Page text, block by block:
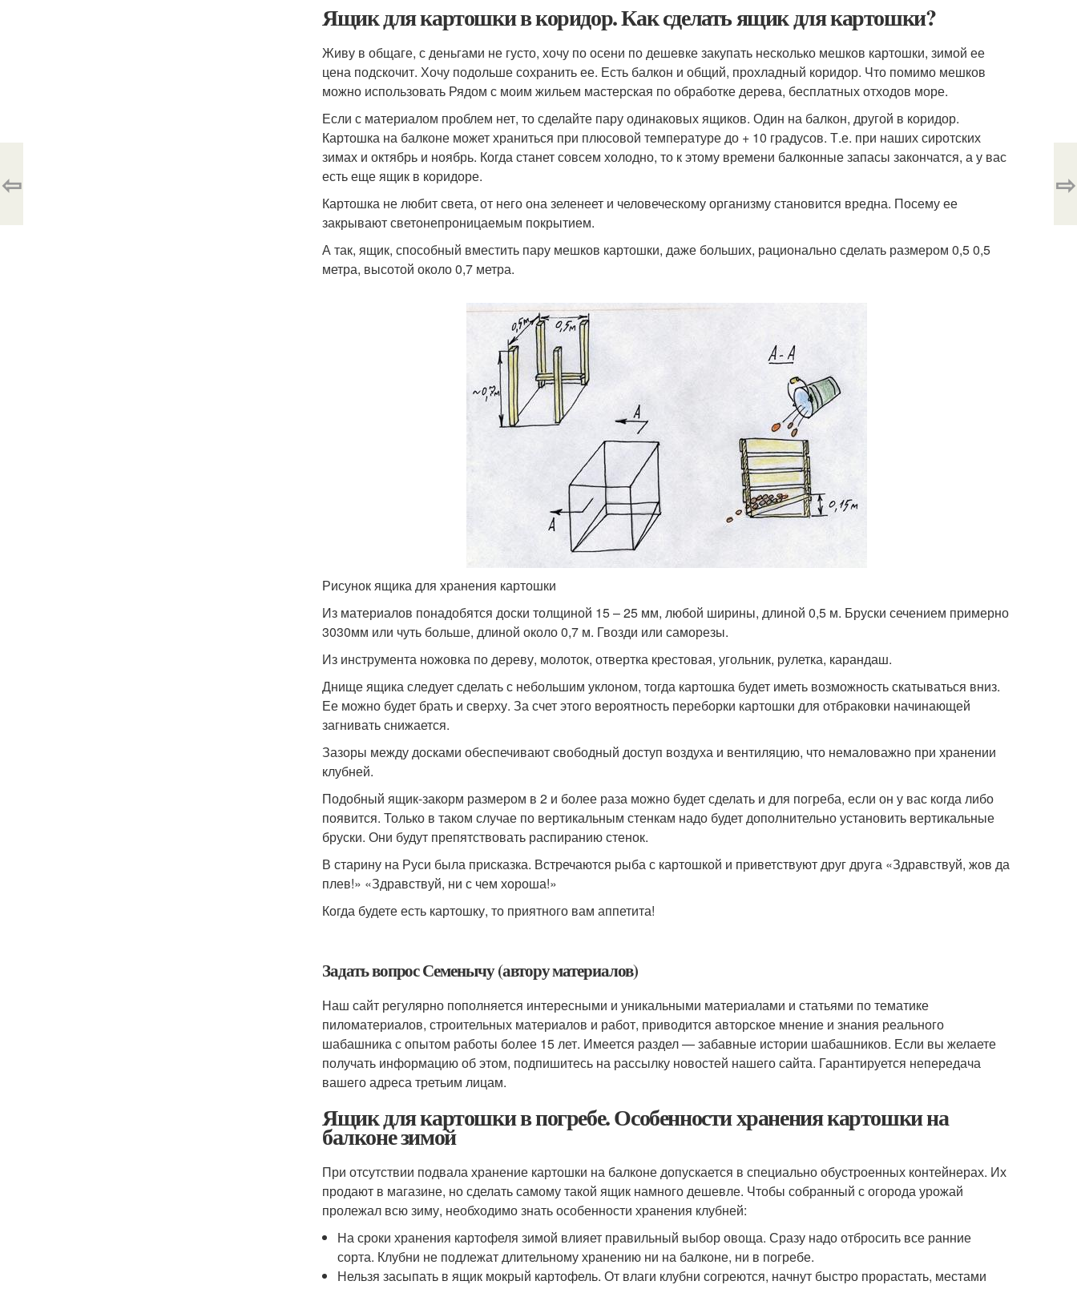
Ящик для картошки в коридор. Как сделать ящик для картошки?
Живу в общаге, с деньгами не густо, хочу по осени по дешевке закупать несколько мешков картошки, зимой ее
цена подскочит. Хочу подольше сохранить ее. Есть балкон и общий, прохладный коридор. Что помимо мешков
можно использовать Рядом с моим жильем мастерская по обработке дерева, бесплатных отходов море.
Если с материалом проблем нет, то сделайте пару одинаковых ящиков. Один на балкон, другой в коридор.
Картошка на балконе может храниться при плюсовой температуре до + 10 градусов. Т.е. при наших сиротских
зимах и октябрь и ноябрь. Когда станет совсем холодно, то к этому времени балконные запасы закончатся, а у вас
есть еще ящик в коридоре.
Картошка не любит света, от него она зеленеет и человеческому организму становится вредна. Посему ее
закрывают светонепроницаемым покрытием.
А так, ящик, способный вместить пару мешков картошки, даже больших, рационально сделать размером 0,5 0,5
метра, высотой около 0,7 метра.
Рисунок ящика для хранения картошки
Из материалов понадобятся доски толщиной 15 – 25 мм, любой ширины, длиной 0,5 м. Бруски сечением примерно
3030мм или чуть больше, длиной около 0,7 м. Гвозди или саморезы.
Из инструмента ножовка по дереву, молоток, отвертка крестовая, угольник, рулетка, карандаш.
Днище ящика следует сделать с небольшим уклоном, тогда картошка будет иметь возможность скатываться вниз.
Ее можно будет брать и сверху. За счет этого вероятность переборки картошки для отбраковки начинающей
загнивать снижается.
Зазоры между досками обеспечивают свободный доступ воздуха и вентиляцию, что немаловажно при хранении
клубней.
Подобный ящик-закорм размером в 2 и более раза можно будет сделать и для погреба, если он у вас когда либо
появится. Только в таком случае по вертикальным стенкам надо будет дополнительно установить вертикальные
бруски. Они будут препятствовать распиранию стенок.
В старину на Руси была присказка. Встречаются рыба с картошкой и приветствуют друг друга «Здравствуй, жов да
плев!» «Здравствуй, ни с чем хороша!»
Когда будете есть картошку, то приятного вам аппетита!
Задать вопрос Семенычу (автору материалов)
Наш сайт регулярно пополняется интересными и уникальными материалами и статьями по тематике
пиломатериалов, строительных материалов и работ, приводится авторское мнение и знания реального
шабашника с опытом работы более 15 лет. Имеется раздел — забавные истории шабашников. Если вы желаете
получать информацию об этом, подпишитесь на рассылку новостей нашего сайта. Гарантируется непередача
вашего адреса третьим лицам.
Ящик для картошки в погребе. Особенности хранения картошки на
балконе зимой
При отсутствии подвала хранение картошки на балконе допускается в специально обустроенных контейнерах. Их
продают в магазине, но сделать самому такой ящик намного дешевле. Чтобы собранный с огорода урожай
пролежал всю зиму, необходимо знать особенности хранения клубней:
На сроки хранения картофеля зимой влияет правильный выбор овоща. Сразу надо отбросить все ранние
сорта. Клубни не подлежат длительному хранению ни на балконе, ни в погребе.
Нельзя засыпать в ящик мокрый картофель. От влаги клубни согреются, начнут быстро прорастать, местами
⇦ ⇨